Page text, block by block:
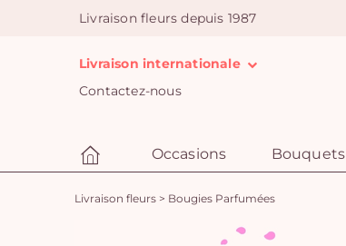
Livraison fleurs depuis 1987
Livraison internationale
Contactez-nous
Occasions Bouquets
Livraison fleurs > Bougies Parfumées